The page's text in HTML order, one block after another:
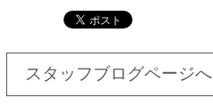
スタッフブログページへ